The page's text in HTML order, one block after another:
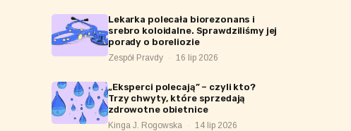
Lekarka polecała biorezonans i
srebro koloidalne. Sprawdziliśmy jej
porady o boreliozie
Zespół Pravdy · 16 lip 2026
„Eksperci polecają” – czyli kto?
Trzy chwyty, które sprzedają
zdrowotne obietnice
Kinga J. Rogowska · 14 lip 2026